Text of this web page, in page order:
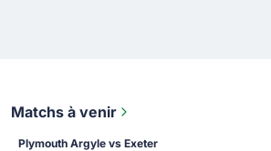
Matchs à venir
Plymouth Argyle vs Exeter